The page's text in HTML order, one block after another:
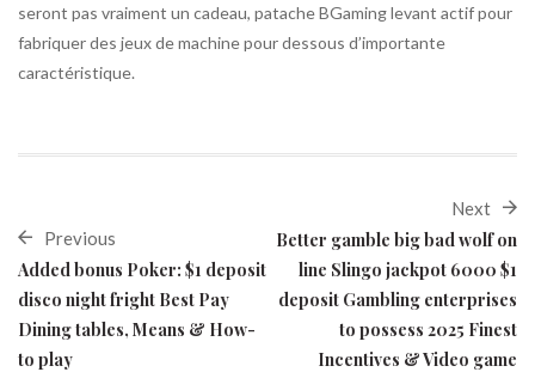
seront pas vraiment un cadeau, patache BGaming levant actif pour
fabriquer des jeux de machine pour dessous d’importante
caractéristique.
Previous
Added bonus Poker: $1 deposit
disco night fright Best Pay
Dining tables, Means & How-
to play
Next
Better gamble big bad wolf on
line Slingo jackpot 6000 $1
deposit Gambling enterprises
to possess 2025 Finest
Incentives & Video game